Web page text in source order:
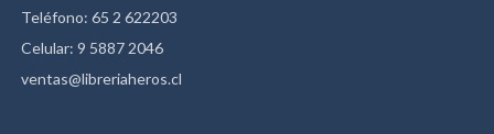
Teléfono: 65 2 622203
Celular: 9 5887 2046
ventas@libreriaheros.cl